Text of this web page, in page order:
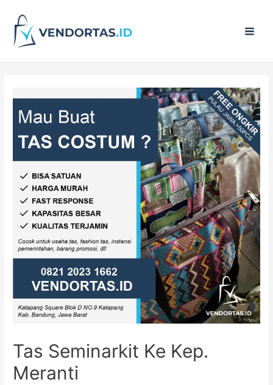
Tas Seminarkit Ke Kep.
Meranti